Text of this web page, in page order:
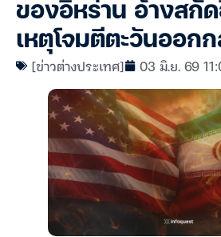
ของอิหร่าน อ้างสกั
เหตุโจมตีตะวันออก
[ข่าวต่างประเทศ] 03 มิ.ย. 69